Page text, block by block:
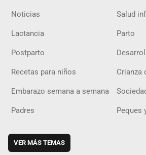
Noticias Salud
Lactancia Parto
Postparto
Recetas para niños Crianza
Embarazo semana a semana
Padres Peques
VER MÁS TEMAS